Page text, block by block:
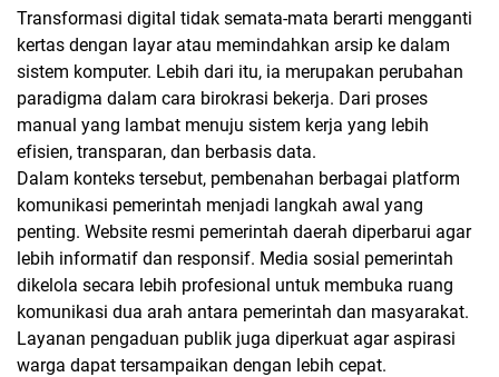
Transformasi digital tidak semata-mata berarti mengganti
kertas dengan layar atau memindahkan arsip ke dalam
sistem komputer. Lebih dari itu, ia merupakan perubahan
paradigma dalam cara birokrasi bekerja. Dari proses
manual yang lambat menuju sistem kerja yang lebih
efisien, transparan, dan berbasis data.
Dalam konteks tersebut, pembenahan berbagai platform
komunikasi pemerintah menjadi langkah awal yang
penting. Website resmi pemerintah daerah diperbarui agar
lebih informatif dan responsif. Media sosial pemerintah
dikelola secara lebih profesional untuk membuka ruang
komunikasi dua arah antara pemerintah dan masyarakat.
Layanan pengaduan publik juga diperkuat agar aspirasi
warga dapat tersampaikan dengan lebih cepat.